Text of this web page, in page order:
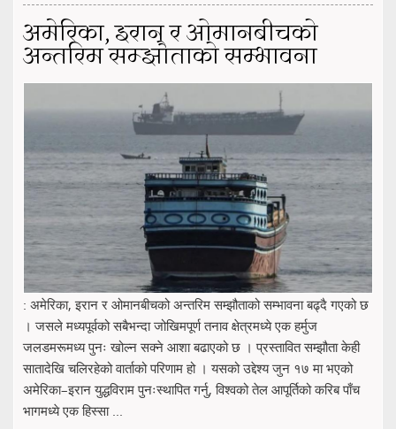
अमेरिका, इरान र ओमानबीचको
अन्तरिम सम्झौताको सम्भावना
: अमेरिका, इरान र ओमानबीचको अन्तरिम सम्झौताको सम्भावना बढ्दै गएको छ
। जसले मध्यपूर्वको सबैभन्दा जोखिमपूर्ण तनाव क्षेत्रमध्ये एक हर्मुज
जलडमरूमध्य पुनः खोल्न सक्ने आशा बढाएको छ । प्रस्तावित सम्झौता केही
सातादेखि चलिरहेको वार्ताको परिणाम हो । यसको उद्देश्य जुन १७ मा भएको
अमेरिका–इरान युद्धविराम पुनःस्थापित गर्नु, विश्वको तेल आपूर्तिको करिब पाँच
भागमध्ये एक हिस्सा ...